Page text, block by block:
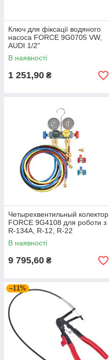
Ключ для фіксації водяного
насоса FORCE 9G0705 VW,
AUDI 1/2"
В наявності
1 251,90 ₴
Четырехвентильный колектор
FORCE 9G4108 для роботи з
R-134А, R-12, R-22
холодоагентом
В наявності
9 795,60 ₴
–11%